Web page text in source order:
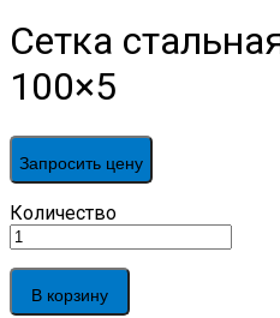
Сетка
100×5
Запросить цену
Сетка
стальная
сварная
100x5
quantity
Количество
В корзину